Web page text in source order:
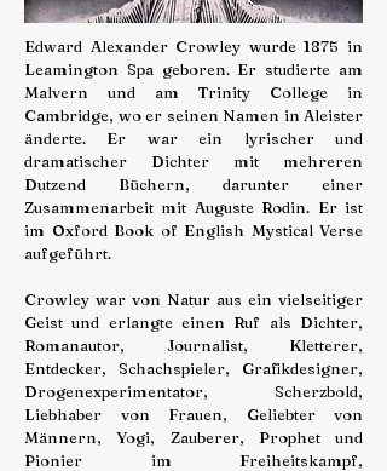
Edward Alexander Crowley wurde 1875 in
Leamington Spa geboren. Er studierte am
Malvern und am Trinity College in
Cambridge, wo er seinen Namen in Aleister
änderte. Er war ein lyrischer und
dramatischer Dichter mit mehreren
Dutzend Büchern, darunter einer
Zusammenarbeit mit Auguste Rodin. Er ist
im Oxford Book of English Mystical Verse
aufgeführt.
Crowley war von Natur aus ein vielseitiger
Geist und erlangte einen Ruf als Dichter,
Romanautor, Journalist, Kletterer,
Entdecker, Schachspieler, Grafikdesigner,
Drogenexperimentator, Scherzbold,
Liebhaber von Frauen, Geliebter von
Männern, Yogi, Zauberer, Prophet und
Pionier im Freiheitskampf,